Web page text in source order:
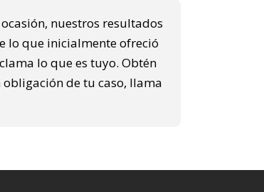
nuestros resultados
lo que inicialmente ofreció
lo que es tuyo. Obtén
obligación de tu caso, llama